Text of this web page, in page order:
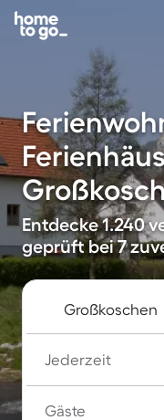
Entdecke 1.240
geprüft bei 7
Jederzeit
Gäste